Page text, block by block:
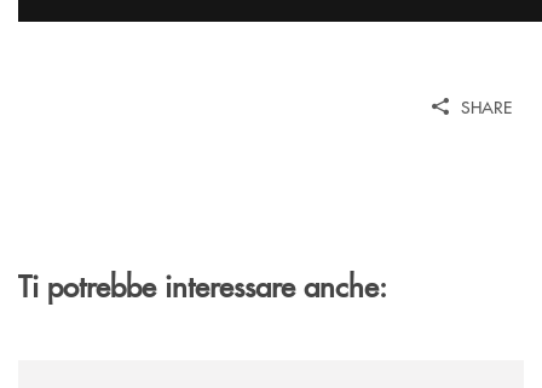
SHARE
Ti potrebbe interessare anche: